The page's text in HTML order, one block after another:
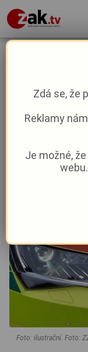
Neznámý
Policisté
Foto: ilustrační. Foto:
Zdá se, že
Reklamy
Je možné,